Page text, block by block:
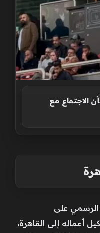
الاجتماع مع
على
أعماله إلى القاهرة،